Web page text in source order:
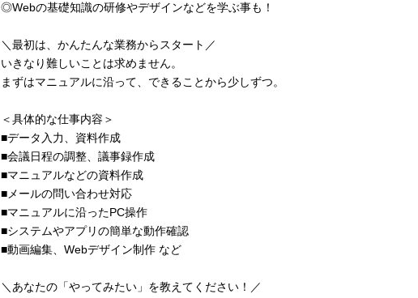
◎Webの基礎知識の研修やデザインなどを学ぶ事も！
＼最初は、かんたんな業務からスタート／
いきなり難しいことは求めません。
まずはマニュアルに沿って、できることから少しずつ。
＜具体的な仕事内容＞
■データ入力、資料作成
■会議日程の調整、議事録作成
■マニュアルなどの資料作成
■メールの問い合わせ対応
■マニュアルに沿ったPC操作
■システムやアプリの簡単な動作確認
■動画編集、Webデザイン制作 など
＼あなたの「やってみたい」を教えてください！／